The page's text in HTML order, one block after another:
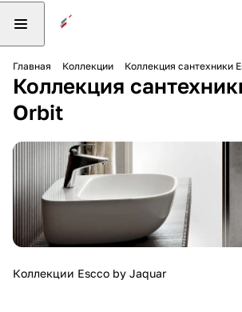
Главная Коллекции Коллекция сантехники
Коллекция
Orbit
Коллекции Escco by Jaquar